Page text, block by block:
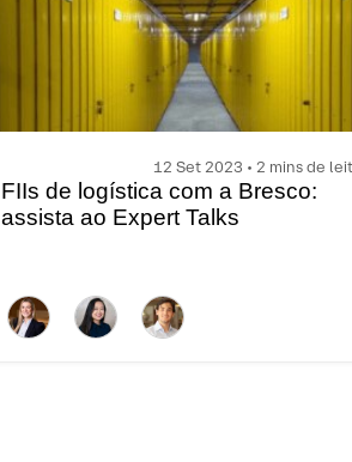
12 Set 2023 • 2 mins de
FIIs de logística com a Bresco:
assista ao Expert Talks